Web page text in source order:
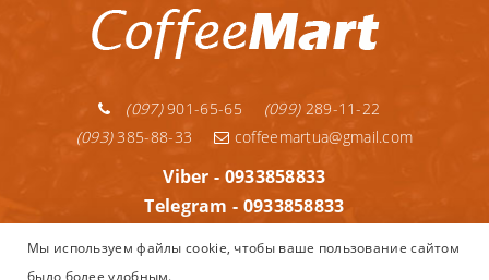
(097)901-65-65 (099)289-11-22
(093)385-88-33 coffeemartua@gmail.com
Viber - 0933858833
Telegram - 0933858833
WhatsApp - 0933858833
Мы используем файлы cookie, чтобы ваше пользование сайтом
было более удобным.